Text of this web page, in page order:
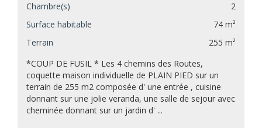
Chambre(s)
2
Surface habitable
74 m²
Terrain
255 m²
*COUP DE FUSIL * Les 4 chemins des Routes,
coquette maison individuelle de PLAIN PIED sur un
terrain de 255 m2 composée d' une entrée , cuisine
donnant sur une jolie veranda, une salle de sejour avec
cheminée donnant sur un jardin d' ...